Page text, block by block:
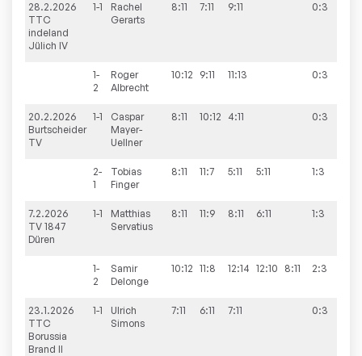
28.2.2026
TTC
indeland
Jülich IV
1-1
Rachel
Gerarts
8:11 7:11 9:11 0:3
1-
2
Roger
Albrecht
10:12 9:11 11:13 0:3
20.2.2026
Burtscheider
TV
1-1
Caspar
Mayer-
Uellner
8:11 10:12 4:11 0:3
2-
1
Tobias
Finger
8:11 11:7 5:11 5:11 1:3
7.2.2026
TV 1847
Düren
1-1
Matthias
Servatius
8:11 11:9 8:11 6:11 1:3
1-
2
Samir
Delonge
10:12 11:8 12:14 12:10 8:11 2:3
23.1.2026
TTC
Borussia
Brand II
1-1
Ulrich
Simons
7:11 6:11 7:11 0:3